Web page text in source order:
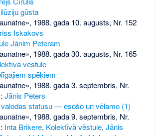
gūsta
1988. gada 10. augusts, Nr. 152
Iskakovs
Jānim Peteram
1988. gada 30. augusts, Nr. 165
vēstule
spēkiem
1988. gada 3. septembris, Nr.
Jānis Peters
statusu — esošo un vēlamo (1)
1988. gada 9. septembris, Nr.
Inta Brikere, Kolektīvā vēstule, Jānis